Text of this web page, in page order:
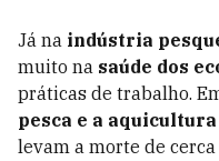
Já na indústria
muito na saúde dos
práticas de trabalho.
pesca e a aquicultura
levam a morte de cerca